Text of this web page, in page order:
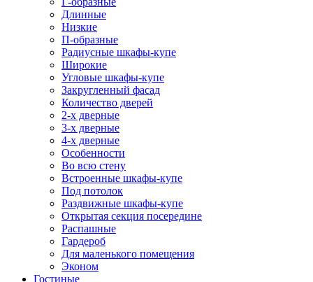
Длинные
Низкие
П-образные
Радиусные шкафы-купе
Широкие
Угловые шкафы-купе
Закругленный фасад
Количество дверей
2-х дверные
3-х дверные
4-х дверные
Особенности
Во всю стену
Встроенные шкафы-купе
Под потолок
Раздвижные шкафы-купе
Открытая секция посередине
Распашные
Гардероб
Для маленького помещения
Эконом
Гостиные